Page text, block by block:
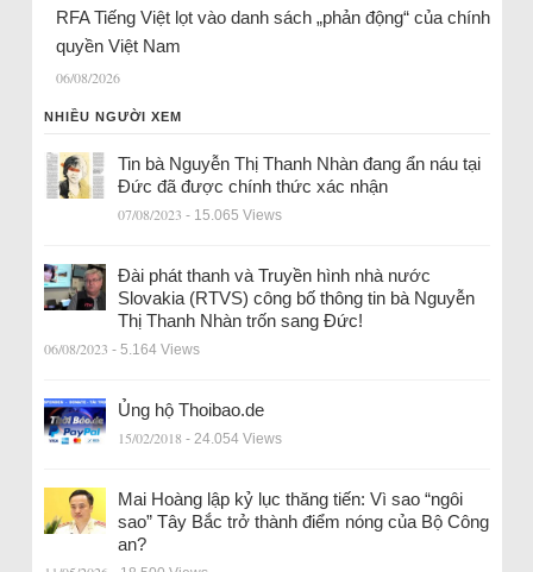
RFA Tiếng Việt lọt vào danh sách „phản động“ của chính
quyền Việt Nam
06/08/2026
NHIỀU NGƯỜI XEM
Tin bà Nguyễn Thị Thanh Nhàn đang ẩn náu tại
Đức đã được chính thức xác nhận
07/08/2023 - 15.065 Views
Đài phát thanh và Truyền hình nhà nước
Slovakia (RTVS) công bố thông tin bà Nguyễn
Thị Thanh Nhàn trốn sang Đức!
06/08/2023 - 5.164 Views
Ủng hộ Thoibao.de
15/02/2018 - 24.054 Views
Mai Hoàng lập kỷ lục thăng tiến: Vì sao “ngôi
sao” Tây Bắc trở thành điểm nóng của Bộ Công
an?